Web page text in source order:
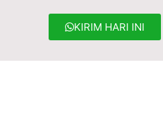
KIRIM HARI INI